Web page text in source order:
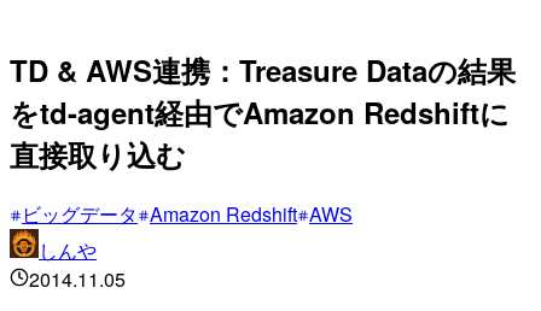
TD & AWS連携：Treasure Dataの結果
をtd-agent経由でAmazon Redshiftに
直接取り込む
ビッグデータ Amazon Redshift AWS
しんや
2014.11.05